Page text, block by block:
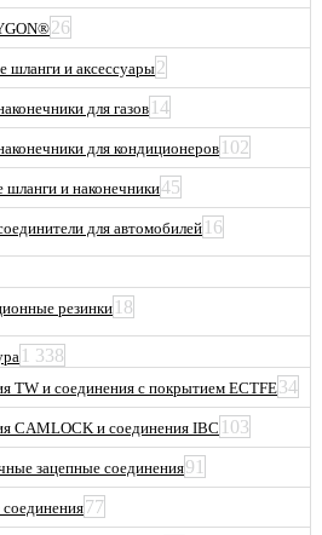
26
шланги и аксессуары2
для газов 14
для кондиционеров 102
шланги и наконечники45
для автомобилей 16
резинки 18
1 338
TW и соединения с покрытием ECTFE34
CAMLOCK и соединения IBC 103
зацепные соединения91
77